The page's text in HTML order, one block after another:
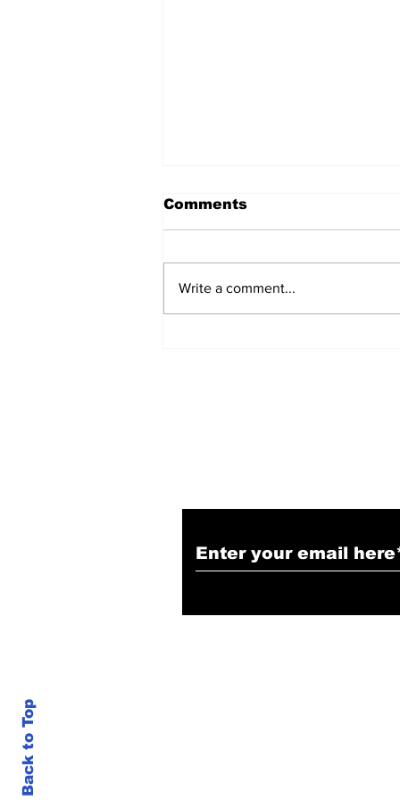
Comments
Write a comment...
Back to Top